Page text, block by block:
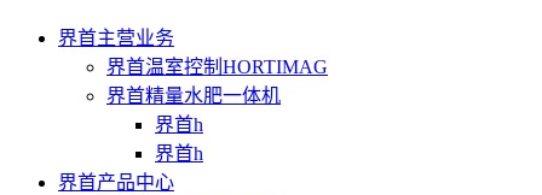
界首主营业务
界首温室控制HORTIMAG
界首精量水肥一体机
界首h
界首h
界首产品中心